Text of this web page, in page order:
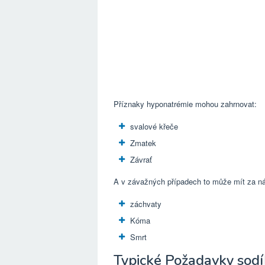
Příznaky hyponatrémie mohou zahrnovat:
svalové křeče
Zmatek
Závrať
A v závažných případech to může mít za
záchvaty
Kóma
Smrt
Typické Požadavky